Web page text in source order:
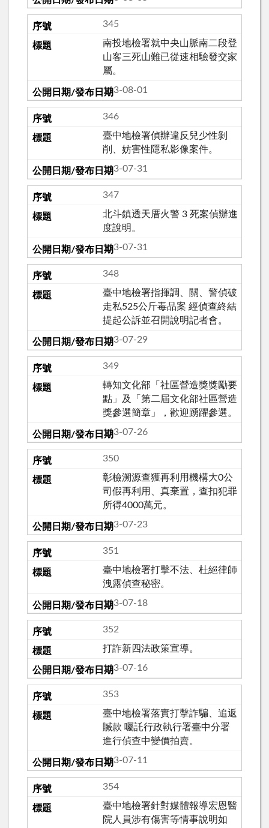
345
南投地檢署就中央山脈南二段登
山客三死山難已從速相驗發交家
屬。
113-08-01
346
臺中地檢署偵辦違反兒少性剝
削、妨害性隱私影像案件。
113-07-31
347
北斗鎮透天厝火警 3 死案偵辦進
度說明。
113-07-31
348
臺中地檢署指揮調、關、警偵破
走私525公斤毒品案 經偵查終結
提起公訴並召開說明記者會。
113-07-29
349
轉知文化部「社區營造獎獎勵要
點」及「第二屆文化部社區營造
獎參選簡章」，歡迎踴躍參選。
113-07-26
350
彰檢溯源查獲再利用機構大0公
司假再利用、真棄置，查扣犯罪
所得4000萬元。
113-07-23
351
臺中地檢署打擊不法、杜絕律師
洩露偵查秘密。
113-07-18
352
打詐新四法政策宣導。
113-07-16
353
臺中地檢署落實打擊詐騙、追返
贓款 囑託行政執行署臺中分署
進行偵查中變價拍賣。
113-07-11
354
臺中地檢署針對媒體報導宏恩醫
院人員涉有傷害等情事說明如